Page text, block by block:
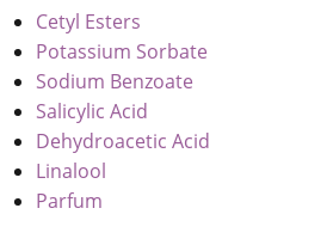
Cetyl Esters
Potassium Sorbate
Sodium Benzoate
Salicylic Acid
Dehydroacetic Acid
Linalool
Parfum